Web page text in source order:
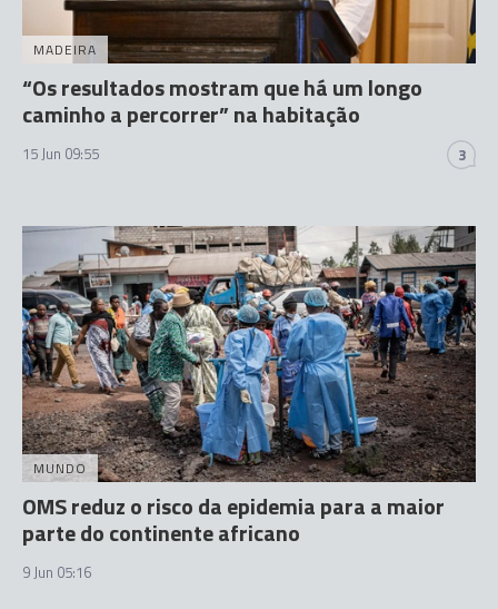
MADEIRA
“Os resultados mostram que há um longo
caminho a percorrer” na habitação
15 Jun 09:55 3
MUNDO
OMS reduz o risco da epidemia para a maior
parte do continente africano
9 Jun 05:16